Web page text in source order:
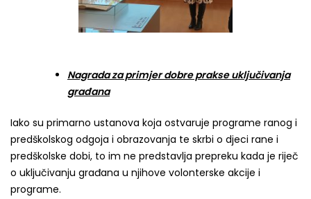
Nagrada za primjer dobre prakse uključivanja
građana
Iako su primarno ustanova koja ostvaruje programe ranog i
predškolskog odgoja i obrazovanja te skrbi o djeci rane i
predškolske dobi, to im ne predstavlja prepreku kada je riječ
o uključivanju građana u njihove volonterske akcije i
programe.